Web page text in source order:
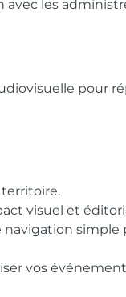
avec les
pour
visuel et
navigation simple
vos